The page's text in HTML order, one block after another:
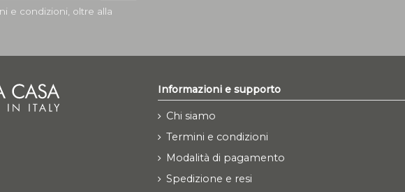
e condizioni, oltre alla
Informazioni e supporto
Chi siamo
Termini e condizioni
Modalità di pagamento
Spedizione e resi